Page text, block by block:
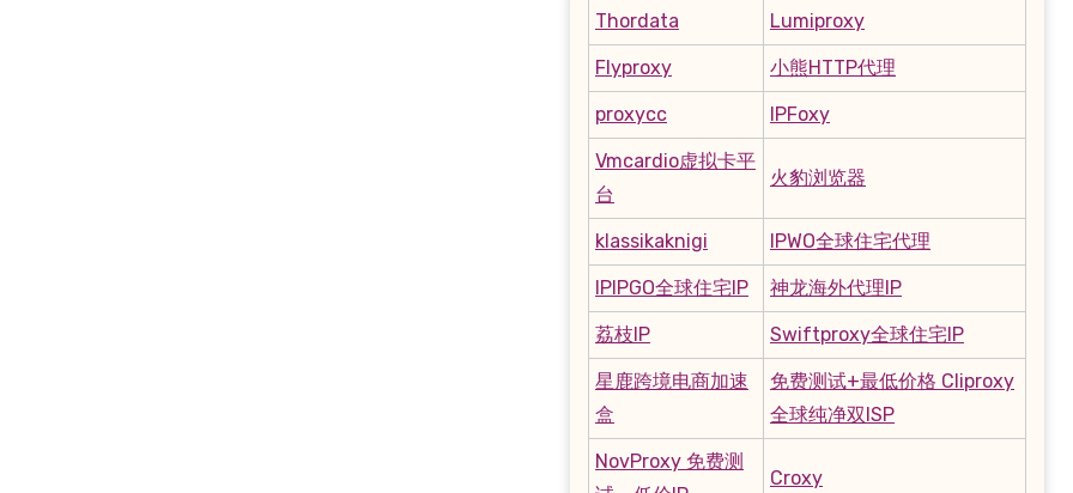
Thordata Lumiproxy
Flyproxy 小熊HTTP代理
proxycc IPFoxy
Vmcardio虚拟卡平
台
火豹浏览器
klassikaknigi IPWO全球住宅代理
IPIPGO全球住宅IP 神龙海外代理IP
荔枝IP Swiftproxy全球住宅IP
星鹿跨境电商加速
盒
免费测试+最低价格 Cliproxy
全球纯净双ISP
NovProxy 免费测
Croxy